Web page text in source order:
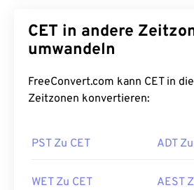
CET in andere
umwandeln
FreeConvert.com kann CET in
Zeitzonen konvertieren:
PST Zu CET ADT
WET Zu CET AEST